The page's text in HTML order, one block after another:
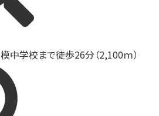
中学校まで徒歩26分（2,100ｍ）